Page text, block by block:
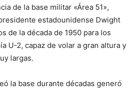
de la base militar «Área 51»,
estadounidense Dwight
de la década de 1950 para los
U-2, capaz de volar a gran altura y
largas.
la base durante décadas generó